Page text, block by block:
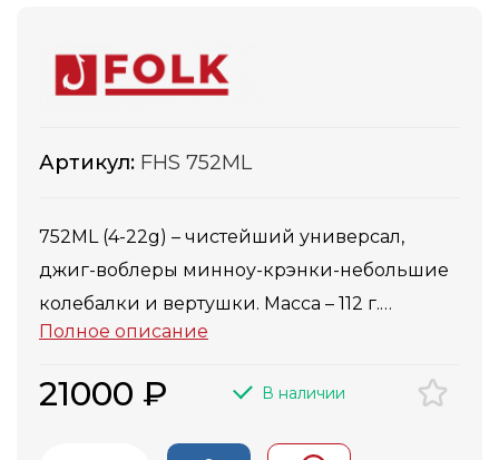
Артикул: FHS 752ML
752ML (4-22g) – чистейший универсал,
джиг-воблеры минноу-крэнки-небольшие
колебалки и вертушки. Масса – 112 г.
Отличный заброс, очень хорошо показал
Полное описание
21000 ₽ В наличии